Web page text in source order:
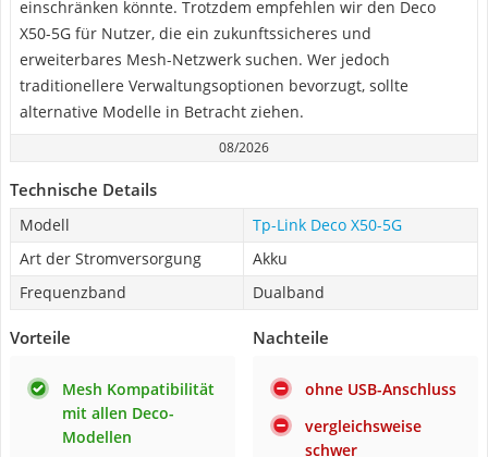
einschränken könnte. Trotzdem empfehlen wir den Deco
X50-5G für Nutzer, die ein zukunftssicheres und
erweiterbares Mesh-Netzwerk suchen. Wer jedoch
traditionellere Verwaltungsoptionen bevorzugt, sollte
alternative Modelle in Betracht ziehen.
08/2026
Technische Details
Modell
Tp-Link Deco X50-5G
Art der Stromversorgung
Akku
Frequenzband
Dualband
Vorteile
Mesh Kompatibilität
mit allen Deco-
Modellen
Nachteile
ohne USB-Anschluss
vergleichsweise
schwer